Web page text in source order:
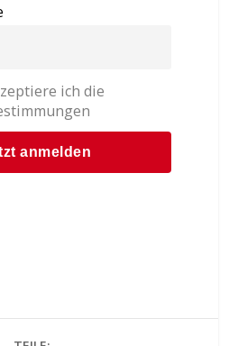
ich die